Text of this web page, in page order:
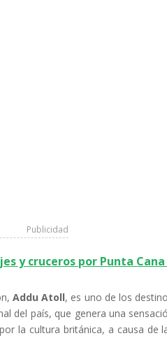
Publicidad
y cruceros por Punta
Addu Atoll, es uno de los
del país, que genera una
la cultura británica, a causa de